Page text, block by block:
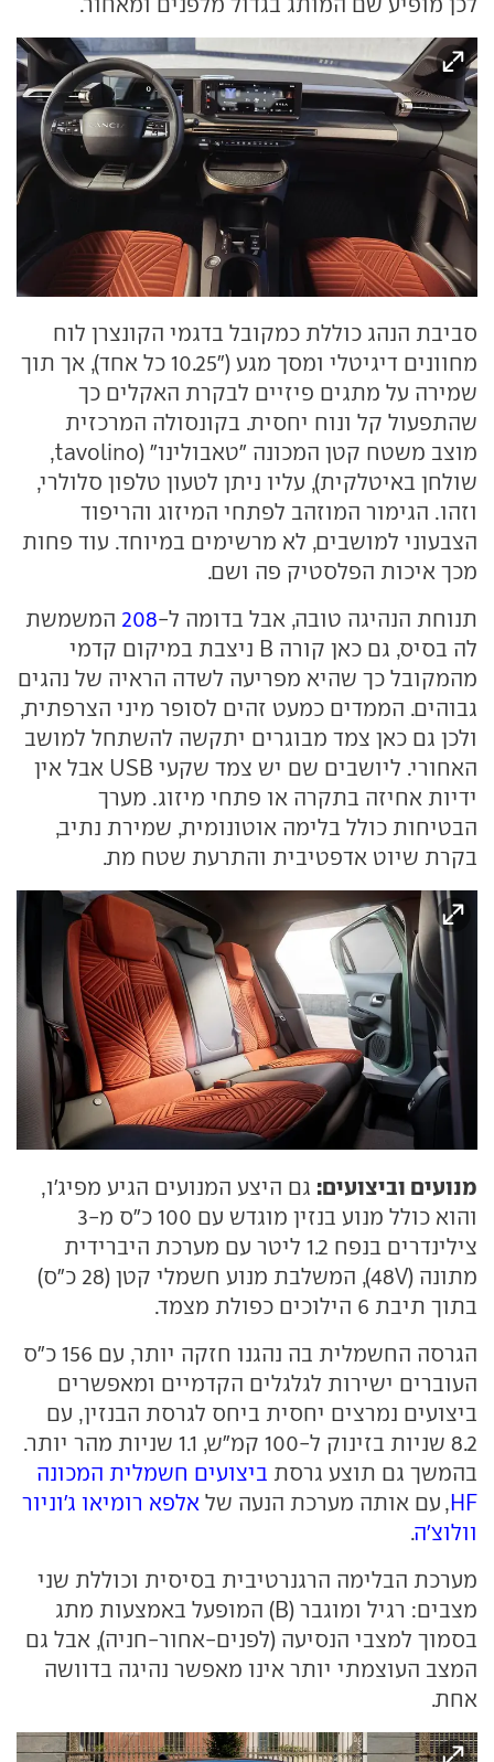
סביבת הנהג כוללת כמקובל בדגמי הקונצרן לוח
מחוונים דיגיטלי ומסך מגע ("10.25 כל אחד), אך תוך
שמירה על מתגים פיזיים לבקרת האקלים כך
שהתפעול קל ונוח יחסית. בקונסולה המרכזית
מוצב משטח קטן המכונה "טאבולינו" (tavolino,
שולחן באיטלקית), עליו ניתן לטעון טלפון סלולרי,
וזהו. הגימור המוזהב לפתחי המיזוג והריפוד
הצבעוני למושבים, לא מרשימים במיוחד. עוד פחות
מכך איכות הפלסטיק פה ושם.
תנוחת הנהיגה טובה, אבל בדומה ל-208 המשמשת
לה בסיס, גם כאן קורה B ניצבת במיקום קדמי
מהמקובל כך שהיא מפריעה לשדה הראיה של נהגים
גבוהים. הממדים כמעט זהים לסופר מיני הצרפתית,
ולכן גם כאן צמד מבוגרים יתקשה להשתחל למושב
האחורי. ליושבים שם יש צמד שקעי USB אבל אין
ידיות אחיזה בתקרה או פתחי מיזוג. מערך
הבטיחות כולל בלימה אוטונומית, שמירת נתיב,
בקרת שיוט אדפטיבית והתרעת שטח מת.
מנועים וביצועים: גם היצע המנועים הגיע מפיג'ו,
והוא כולל מנוע בנזין מוגדש עם 100 כ"ס מ-3
צילינדרים בנפח 1.2 ליטר עם מערכת היברידית
מתונה (48V), המשלבת מנוע חשמלי קטן (28 כ"ס)
בתוך תיבת 6 הילוכים כפולת מצמד.
הגרסה החשמלית בה נהגנו חזקה יותר, עם 156 כ"ס
העוברים ישירות לגלגלים הקדמיים ומאפשרים
ביצועים נמרצים יחסית ביחס לגרסת הבנזין, עם
8.2 שניות בזינוק ל-100 קמ"ש, 1.1 שניות מהר יותר.
בהמשך גם תוצע גרסת ביצועים חשמלית המכונה
HF, עם אותה מערכת הנעה של אלפא רומיאו ג'וניור
וולוצ'ה.
מערכת הבלימה הרגנרטיבית בסיסית וכוללת שני
מצבים: רגיל ומוגבר (B) המופעל באמצעות מתג
בסמוך למצבי הנסיעה (לפנים-אחור-חניה), אבל גם
המצב העוצמתי יותר אינו מאפשר נהיגה בדוושה
אחת.